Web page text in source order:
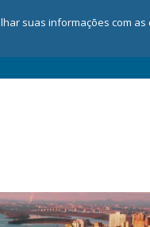
suas informações com